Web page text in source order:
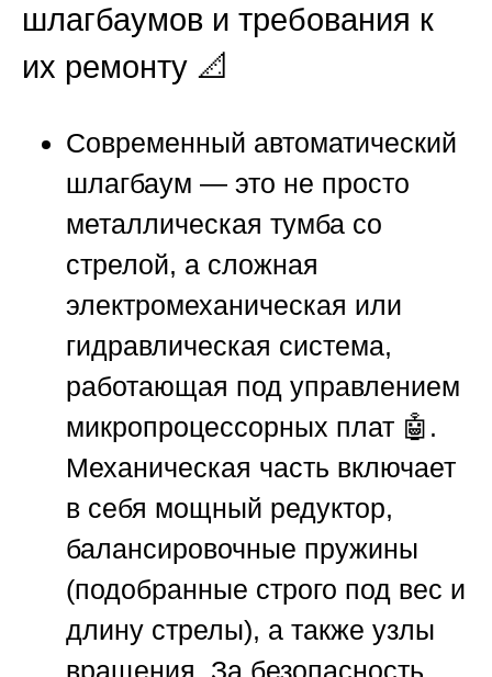
шлагбаумов и требования к
их ремонту 📐
Современный автоматический
шлагбаум — это не просто
металлическая тумба со
стрелой, а сложная
электромеханическая или
гидравлическая система,
работающая под управлением
микропроцессорных плат 🤖.
Механическая часть включает
в себя мощный редуктор,
балансировочные пружины
(подобранные строго под вес и
длину стрелы), а также узлы
вращения. За безопасность